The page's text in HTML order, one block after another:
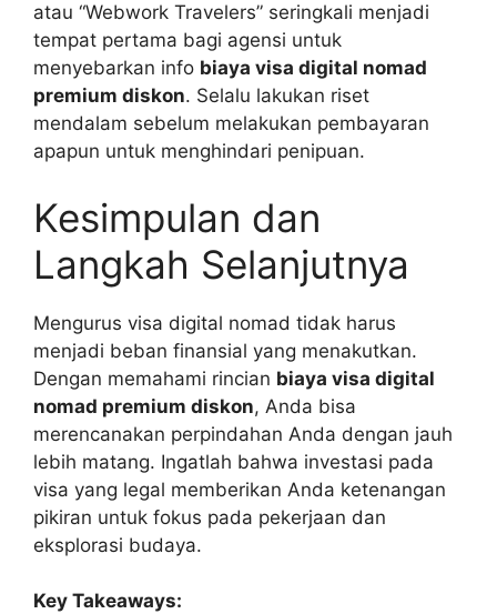
atau “Webwork Travelers” seringkali menjadi
tempat pertama bagi agensi untuk
menyebarkan info biaya visa digital nomad
premium diskon. Selalu lakukan riset
mendalam sebelum melakukan pembayaran
apapun untuk menghindari penipuan.
Kesimpulan dan
Langkah Selanjutnya
Mengurus visa digital nomad tidak harus
menjadi beban finansial yang menakutkan.
Dengan memahami rincian biaya visa digital
nomad premium diskon, Anda bisa
merencanakan perpindahan Anda dengan jauh
lebih matang. Ingatlah bahwa investasi pada
visa yang legal memberikan Anda ketenangan
pikiran untuk fokus pada pekerjaan dan
eksplorasi budaya.
Key Takeaways: